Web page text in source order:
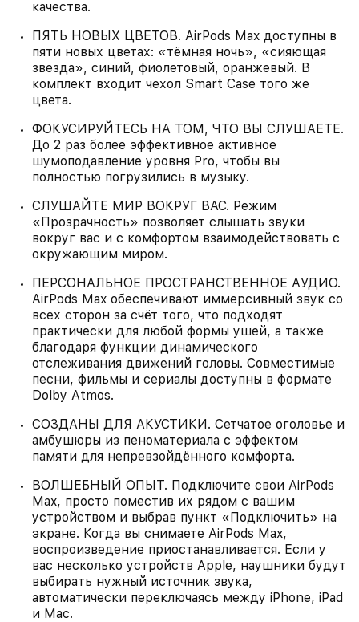
качества.
ПЯТЬ НОВЫХ ЦВЕТОВ. AirPods Max доступны в
пяти новых цветах: «тёмная ночь», «сияющая
звезда», синий, фиолетовый, оранжевый. В
комплект входит чехол Smart Case того же
цвета.
ФОКУСИРУЙТЕСЬ НА ТОМ, ЧТО ВЫ СЛУШАЕТЕ.
До 2 раз более эффективное активное
шумоподавление уровня Pro, чтобы вы
полностью погрузились в музыку.
СЛУШАЙТЕ МИР ВОКРУГ ВАС. Режим
«Прозрачность» позволяет слышать звуки
вокруг вас и с комфортом взаимодействовать с
окружающим миром.
ПЕРСОНАЛЬНОЕ ПРОСТРАНСТВЕННОЕ АУДИО.
AirPods Max обеспечивают иммерсивный звук со
всех сторон за счёт того, что подходят
практически для любой формы ушей, а также
благодаря функции динамического
отслеживания движений головы. Совместимые
песни, фильмы и сериалы доступны в формате
Dolby Atmos.
СОЗДАНЫ ДЛЯ АКУСТИКИ. Сетчатое оголовье и
амбушюры из пеноматериала с эффектом
памяти для непревзойдённого комфорта.
ВОЛШЕБНЫЙ ОПЫТ. Подключите свои AirPods
Max, просто поместив их рядом с вашим
устройством и выбрав пункт «Подключить» на
экране. Когда вы снимаете AirPods Max,
воспроизведение приостанавливается. Если у
вас несколько устройств Apple, наушники будут
выбирать нужный источник звука,
автоматически переключаясь между iPhone, iPad
и Mac.